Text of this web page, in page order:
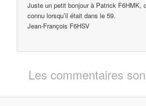
Juste un petit bonjour à Patrick F6HMK,
connu lorsqu’il était dans le 59.
Jean-François F6HSV
Les commentaires